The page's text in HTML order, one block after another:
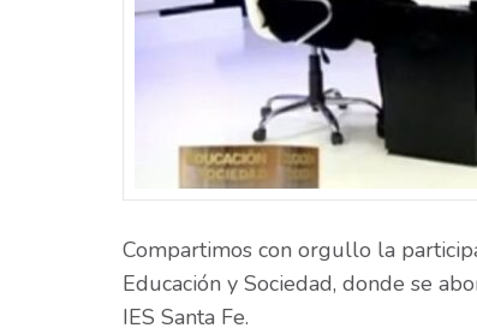
Compartimos con orgullo la
Educación y Sociedad, donde se
IES Santa Fe.